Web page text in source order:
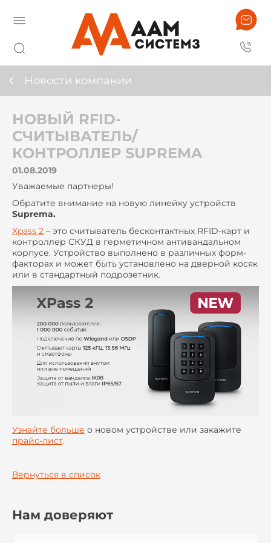
Новости компании
НОВЫЙ RFID-
СЧИТЫВАТЕЛЬ/
КОНТРОЛЛЕР SUPREMA
01.08.2019
Уважаемые партнеры!
Обратите внимание на новую линейку устройств
Suprema.
Xpass 2 – это считыватель бесконтактных RFID-карт и
контроллер СКУД в герметичном антивандальном
корпусе. Устройство выполнено в различных форм-
факторах и может быть установлено на дверной косяк
или в стандартный подрозетник.
Узнайте больше о новом устройстве или закажите
прайс-лист.
Вернуться в список
Нам доверяют